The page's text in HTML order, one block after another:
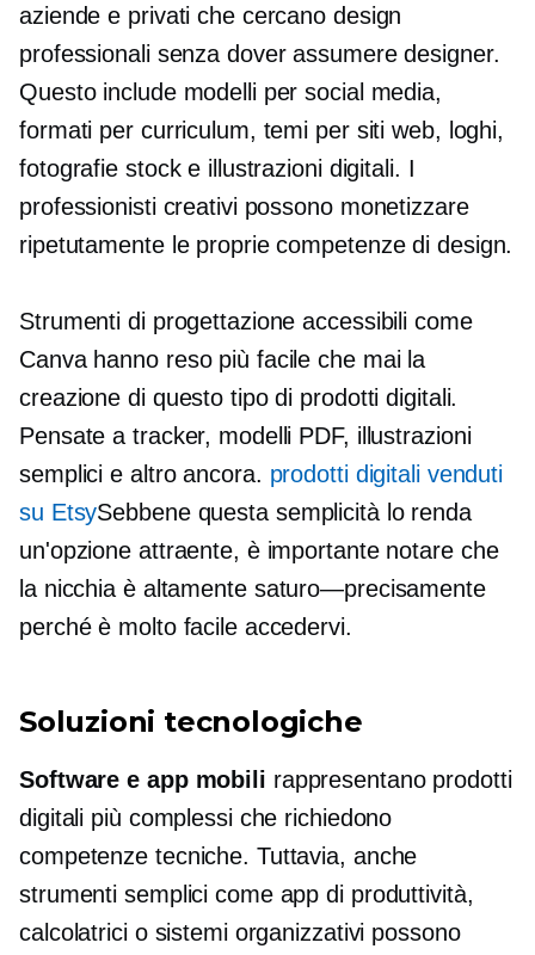
aziende e privati che cercano design
professionali senza dover assumere designer.
Questo include modelli per social media,
formati per curriculum, temi per siti web, loghi,
fotografie stock e illustrazioni digitali. I
professionisti creativi possono monetizzare
ripetutamente le proprie competenze di design.
Strumenti di progettazione accessibili come
Canva hanno reso più facile che mai la
creazione di questo tipo di prodotti digitali.
Pensate a tracker, modelli PDF, illustrazioni
semplici e altro ancora. prodotti digitali venduti
su EtsySebbene questa semplicità lo renda
un'opzione attraente, è importante notare che
la nicchia è altamente saturo—precisamente
perché è molto facile accedervi.
Soluzioni tecnologiche
Software e app mobili rappresentano prodotti
digitali più complessi che richiedono
competenze tecniche. Tuttavia, anche
strumenti semplici come app di produttività,
calcolatrici o sistemi organizzativi possono